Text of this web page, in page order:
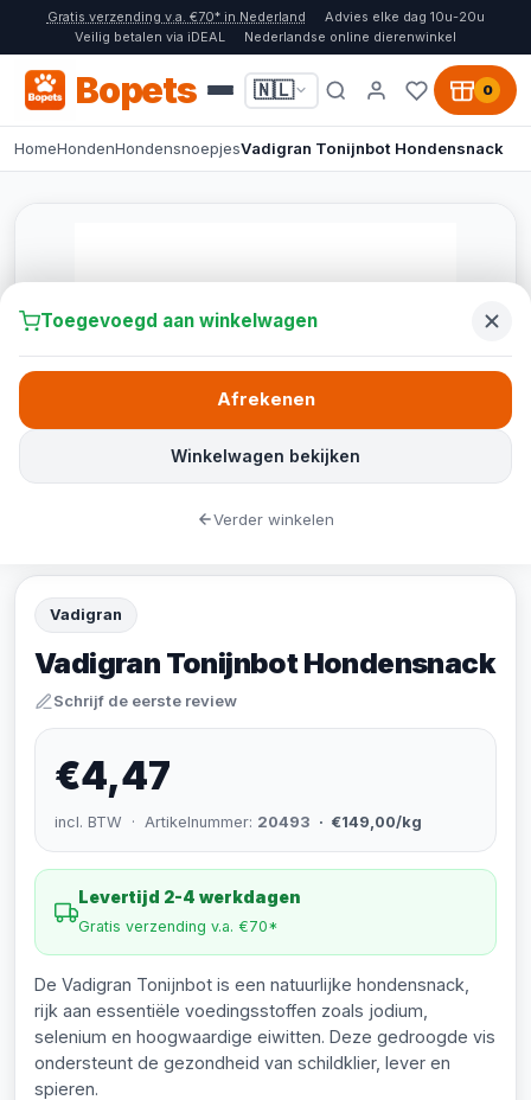
Gratis verzending v.a. €70* in Nederland
Advies elke dag 10u-20u
Veilig betalen via iDEAL
Nederlandse online dierenwinkel
Bopets 🇳🇱 0
HomeHondenHondensnoepjesVadigran Tonijnbot Hondensnack
Vadigran
Vadigran Tonijnbot Hondensnack
Schrijf de eerste review
€4,47
incl. BTW · Artikelnummer: 20493 · €149,00/kg
Levertijd 2-4 werkdagen
Gratis verzending v.a. €70*
De Vadigran Tonijnbot is een natuurlijke hondensnack,
rijk aan essentiële voedingsstoffen zoals jodium,
selenium en hoogwaardige eiwitten. Deze gedroogde vis
ondersteunt de gezondheid van schildklier, lever en
spieren.
Toegevoegd aan winkelwagen
Winkelwagen bekijken
Afrekenen
Verder winkelen